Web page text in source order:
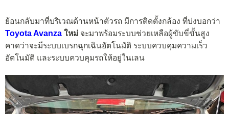
ย้อนกลับมาที่บริเวณด้านหน้าตัวรถ มีการติดตั้งกล้อง ที่บ่งบอกว่า
Toyota Avanza ใหม่ จะมาพร้อมระบบช่วยเหลือผู้ขับขี่ขั้นสูง
คาดว่าจะมีระบบเบรกฉุกเฉินอัตโนมัติ ระบบควบคุมความเร็ว
อัตโนมัติ และระบบควบคุมรถให้อยู่ในเลน